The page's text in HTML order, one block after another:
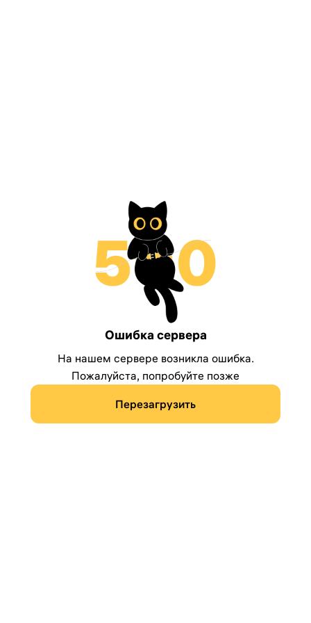
Ошибка сервера
На нашем сервере возникла ошибка.
Пожалуйста, попробуйте позже
Перезагрузить